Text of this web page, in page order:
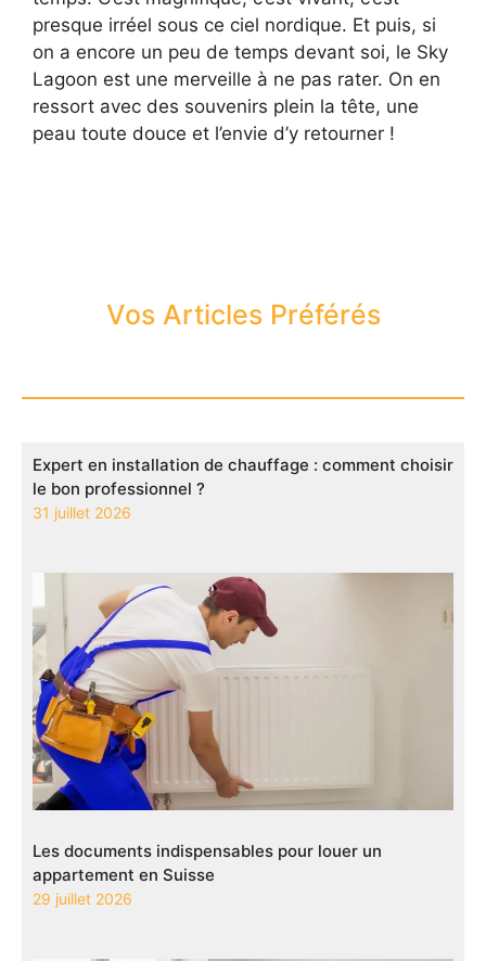
presque irréel sous ce ciel nordique. Et puis, si
on a encore un peu de temps devant soi, le Sky
Lagoon est une merveille à ne pas rater. On en
ressort avec des souvenirs plein la tête, une
peau toute douce et l’envie d’y retourner !
Vos Articles Préférés
Expert en installation de chauffage : comment choisir
le bon professionnel ?
31 juillet 2026
Les documents indispensables pour louer un
appartement en Suisse
29 juillet 2026